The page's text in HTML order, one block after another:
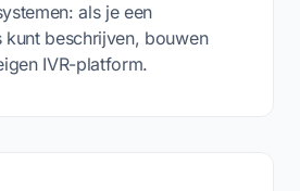
als je een
beschrijven, bouwen
IVR-platform.